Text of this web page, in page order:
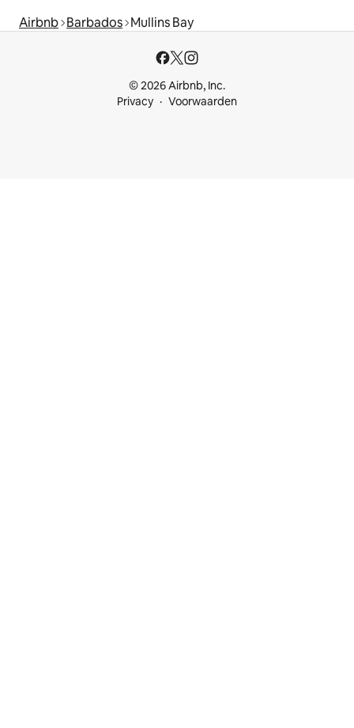
Airbnb Barbados Mullins Bay
© 2026 Airbnb, Inc.
Privacy
Voorwaarden